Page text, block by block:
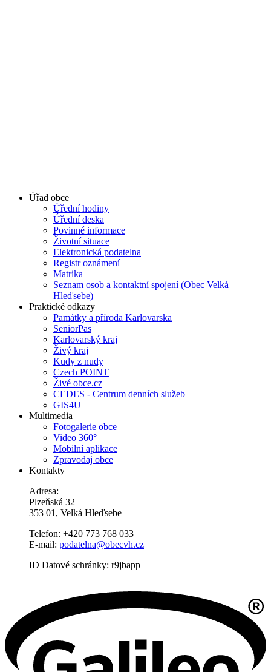
Úřad obce
Úřední hodiny
Úřední deska
Povinné informace
Životní situace
Elektronická podatelna
Registr oznámení
Matrika
Seznam osob a kontaktní spojení (Obec Velká
Hleďsebe)
Praktické odkazy
Památky a příroda Karlovarska
SeniorPas
Karlovarský kraj
Živý kraj
Kudy z nudy
Czech POINT
Živé obce.cz
CEDES - Centrum denních služeb
GIS4U
Multimedia
Fotogalerie obce
Video 360°
Mobilní aplikace
Zpravodaj obce
Kontakty
Adresa:
Plzeňská 32
353 01, Velká Hleďsebe
Telefon: +420 773 768 033
E-mail: podatelna@obecvh.cz
ID Datové schránky: r9jbapp